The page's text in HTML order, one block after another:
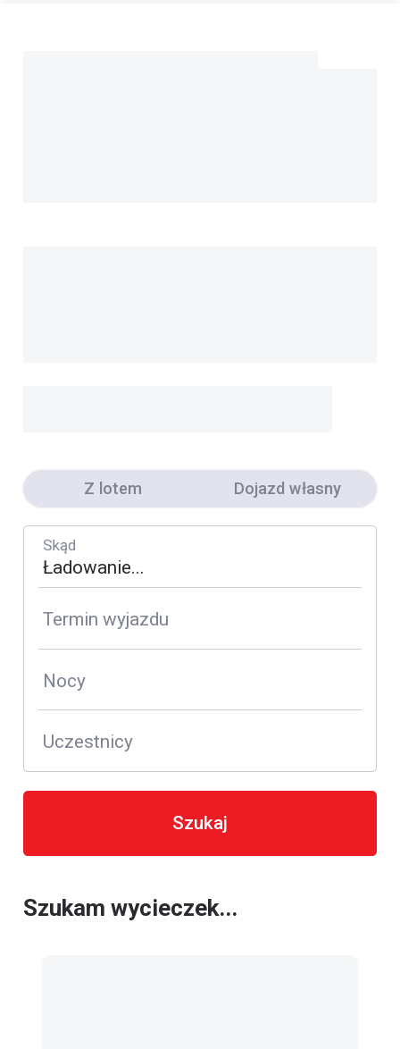
Z lotem Dojazd własny
Skąd
Termin wyjazdu
Nocy
Uczestnicy
Szukaj
Szukam wycieczek...